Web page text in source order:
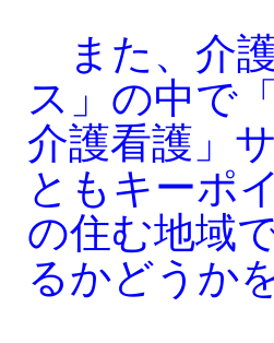
また、介
ス」の中で
介護看護」
ともキーポ
の住む地域
るかどうか